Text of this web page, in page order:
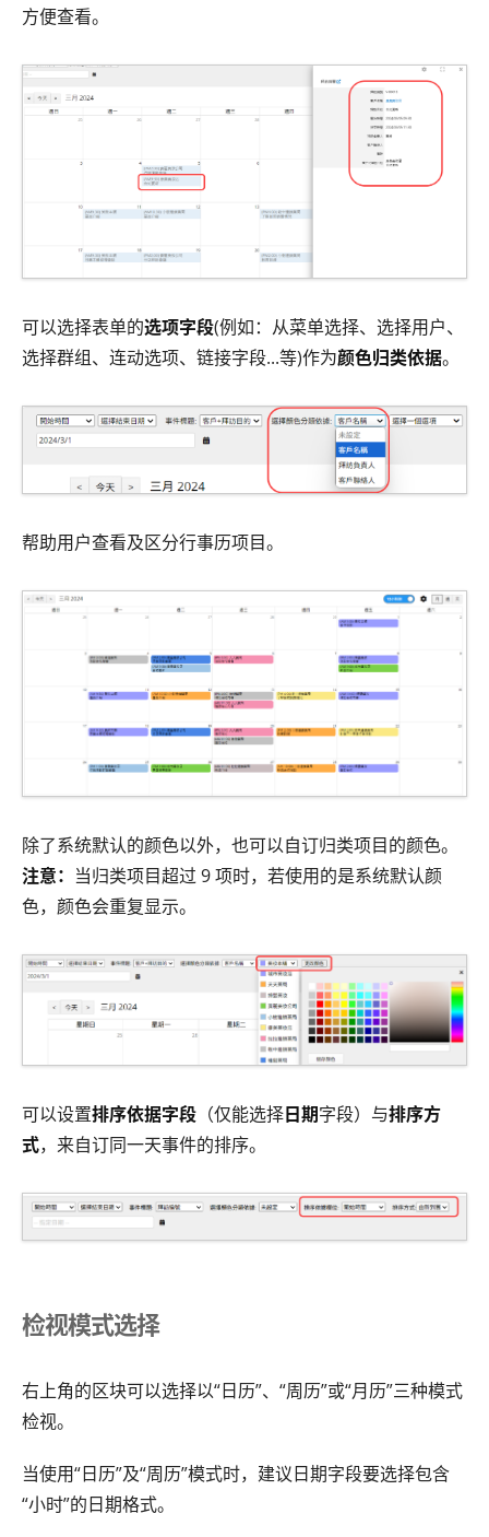
方便查看。
可以选择表单的选项字段(例如：从菜单选择、选择用户、
选择群组、连动选项、链接字段...等)作为颜色归类依据。
帮助用户查看及区分行事历项目。
除了系统默认的颜色以外，也可以自订归类项目的颜色。
注意： 当归类项目超过 9 项时，若使用的是系统默认颜
色，颜色会重复显示。
可以设置排序依据字段 （仅能选择日期字段）与排序方
式，来自订同一天事件的排序。
检视模式选择
右上角的区块可以选择以“日历”、“周历”或“月历”三种模式
检视。
当使用“日历”及“周历”模式时，建议日期字段要选择包含
“小时”的日期格式。